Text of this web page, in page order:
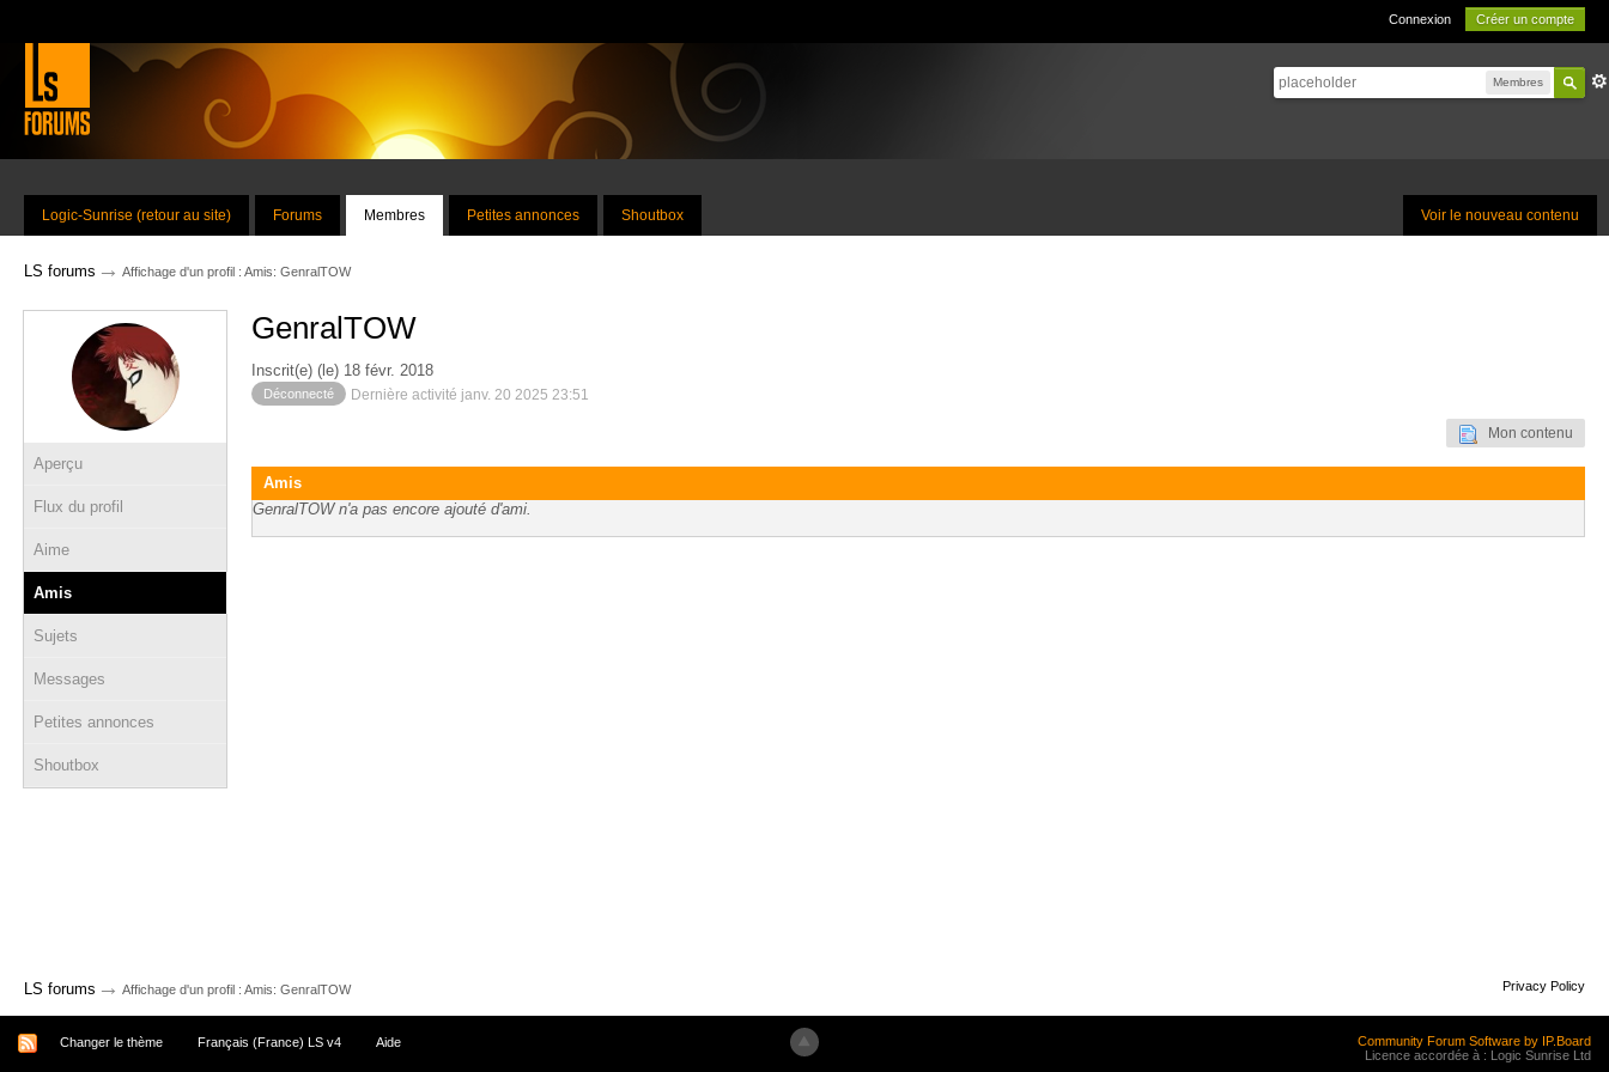
Connexion Créer un compte
Membres
Voir le nouveau contenu
Logic-Sunrise (retour au site) Forums Membres Petites annonces Shoutbox
LS forums → Affichage d'un profil : Amis: GenralTOW
Aperçu
Flux du profil
Aime
Amis
Sujets
Messages
Petites annonces
Shoutbox
GenralTOW
Inscrit(e) (le) 18 févr. 2018
Déconnecté Dernière activité janv. 20 2025 23:51
Mon contenu
Amis
GenralTOW n'a pas encore ajouté d'ami.
LS forums → Affichage d'un profil : Amis: GenralTOW Privacy Policy
Changer le thème Français (France) LS v4 Aide
Community Forum Software by IP.Board
Licence accordée à : Logic Sunrise Ltd